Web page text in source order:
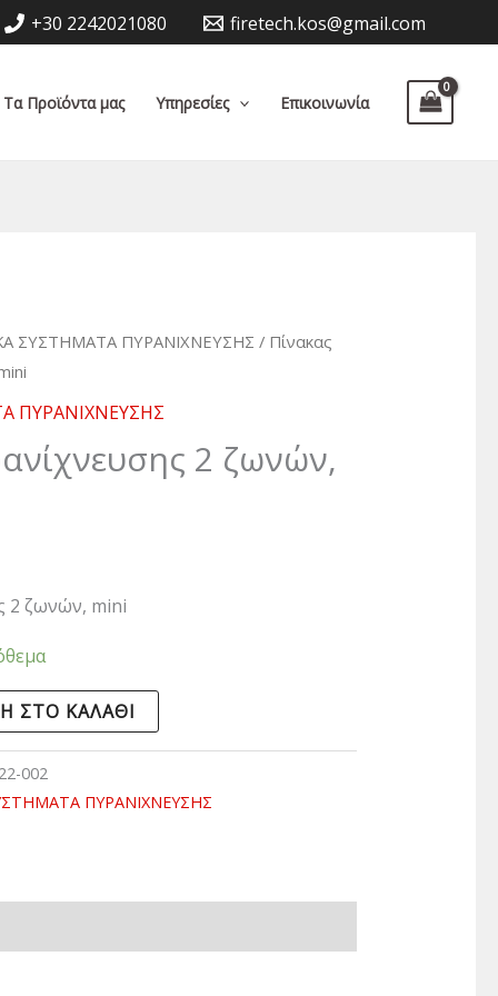
+30 2242021080 firetech.kos@gmail.com
Τα Προϊόντα μας Υπηρεσίες Επικοινωνία
ΣΥΣΤΗΜΑΤΑ ΠΥΡΑΝΙΧΝΕΥΣΗΣ / Πίνακας
ΠΥΡΑΝΙΧΝΕΥΣΗΣ
2 ζωνών,
2 ζωνών, mini
ΣΤΟ ΚΑΛΆΘΙ
002
ΠΥΡΑΝΙΧΝΕΥΣΗΣ